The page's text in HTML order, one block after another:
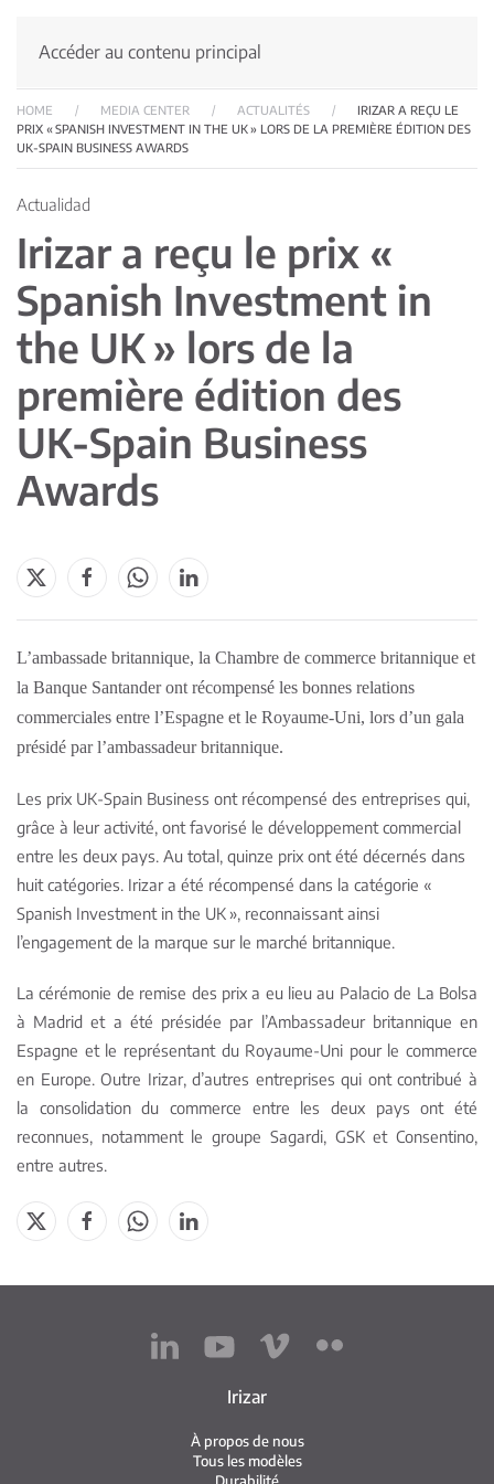
Accéder au contenu principal
HOME MEDIA CENTER ACTUALITÉS
IRIZAR A REÇU LE
PRIX « SPANISH INVESTMENT IN THE UK » LORS DE LA PREMIÈRE ÉDITION DES
UK-SPAIN BUSINESS AWARDS
Actualidad
Irizar a reçu le prix «
Spanish Investment in
the UK » lors de la
première édition des
UK-Spain Business
Awards
L’ambassade britannique, la Chambre de commerce britannique et
la Banque Santander ont récompensé les bonnes relations
commerciales entre l’Espagne et le Royaume-Uni, lors d’un gala
présidé par l’ambassadeur britannique.
Les prix UK-Spain Business ont récompensé des entreprises qui,
grâce à leur activité, ont favorisé le développement commercial
entre les deux pays. Au total, quinze prix ont été décernés dans
huit catégories. Irizar a été récompensé dans la catégorie «
Spanish Investment in the UK », reconnaissant ainsi
l’engagement de la marque sur le marché britannique.
La cérémonie de remise des prix a eu lieu au Palacio de La Bolsa
à Madrid et a été présidée par l’Ambassadeur britannique en
Espagne et le représentant du Royaume-Uni pour le commerce
en Europe. Outre Irizar, d’autres entreprises qui ont contribué à
la consolidation du commerce entre les deux pays ont été
reconnues, notamment le groupe Sagardi, GSK et Consentino,
entre autres.
Irizar
À propos de nous
Tous les modèles